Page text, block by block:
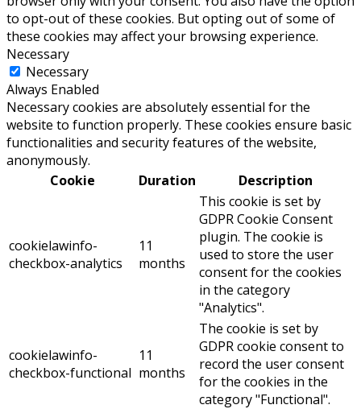
to opt-out of these cookies. But opting out of some of
these cookies may affect your browsing experience.
Necessary
Necessary
Always Enabled
Necessary cookies are absolutely essential for the
website to function properly. These cookies ensure basic
functionalities and security features of the website,
anonymously.
Cookie
Duration Description
cookielawinfo-
checkbox-analytics
11
months
This cookie is set by
GDPR Cookie Consent
plugin. The cookie is
used to store the user
consent for the cookies
in the category
"Analytics".
cookielawinfo-
checkbox-functional
11
months
The cookie is set by
GDPR cookie consent to
record the user consent
for the cookies in the
category "Functional".